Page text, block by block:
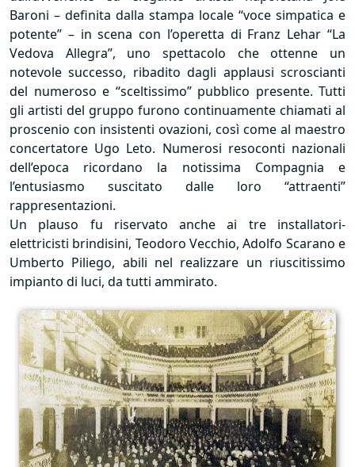
Baroni – definita dalla stampa locale “voce simpatica e
potente” – in scena con l’operetta di Franz Lehar “La
Vedova Allegra”, uno spettacolo che ottenne un
notevole successo, ribadito dagli applausi scroscianti
del numeroso e “sceltissimo” pubblico presente. Tutti
gli artisti del gruppo furono continuamente chiamati al
proscenio con insistenti ovazioni, così come al maestro
concertatore Ugo Leto. Numerosi resoconti nazionali
dell’epoca ricordano la notissima Compagnia e
l’entusiasmo suscitato dalle loro “attraenti”
rappresentazioni.
Un plauso fu riservato anche ai tre installatori-
elettricisti brindisini, Teodoro Vecchio, Adolfo Scarano e
Umberto Piliego, abili nel realizzare un riuscitissimo
impianto di luci, da tutti ammirato.